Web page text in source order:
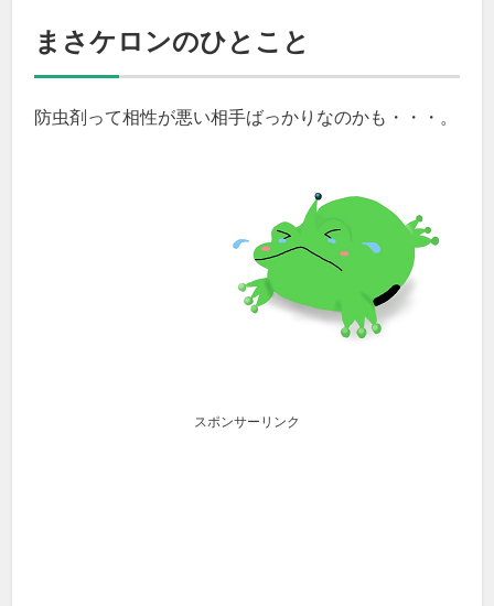
まさケロンのひとこと
防虫剤って相性が悪い相手ばっかりなのかも・・・。
スポンサーリンク